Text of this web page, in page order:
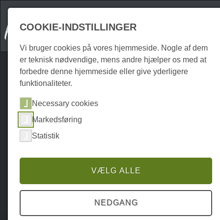
Attraktionen Udendørs
COOKIE-INDSTILLINGER
Vi bruger cookies på vores hjemmeside. Nogle af dem
er teknisk nødvendige, mens andre hjælper os med at
forbedre denne hjemmeside eller give yderligere
funktionaliteter.
Necessary cookies
Markedsføring
Statistik
VÆLG ALLE
NEDGANG